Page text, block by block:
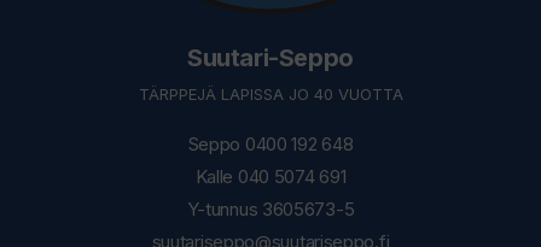
Suutari-Seppo
TÄRPPEJÄ LAPISSA JO 40 VUOTTA
Seppo 0400 192 648
Kalle 040 5074 691
Y-tunnus 3605673-5
suutariseppo@suutariseppo.fi